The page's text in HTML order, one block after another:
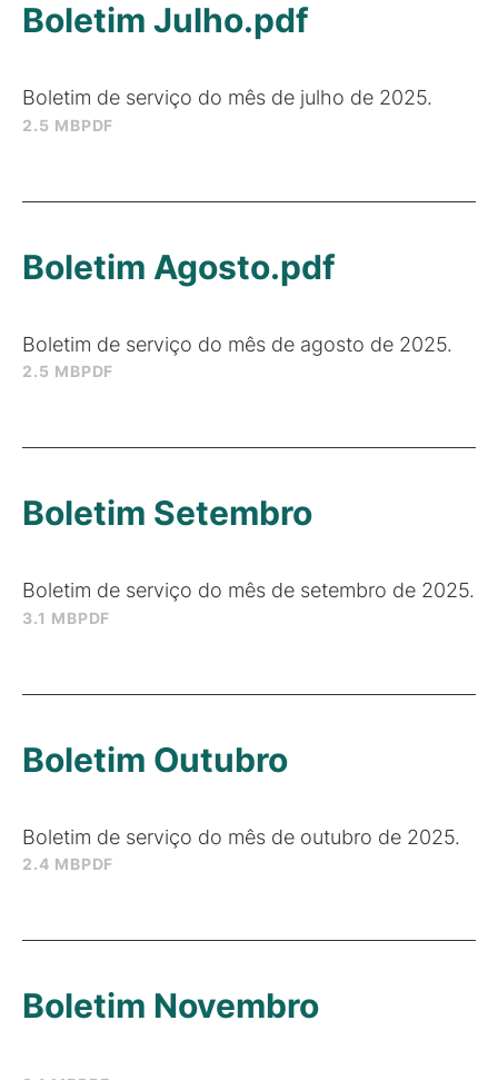
2.5 MBPDF
Boletim Julho.pdf
Boletim de serviço do mês de julho de 2025.
2.5 MBPDF
Boletim Agosto.pdf
Boletim de serviço do mês de agosto de 2025.
3.1 MBPDF
Boletim Setembro
Boletim de serviço do mês de setembro de 2025.
2.4 MBPDF
Boletim Outubro
Boletim de serviço do mês de outubro de 2025.
Boletim Novembro